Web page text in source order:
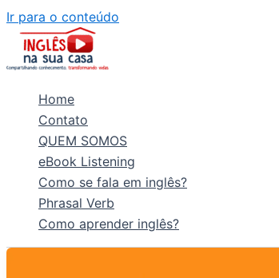
Ir para o conteúdo
Home
Contato
QUEM SOMOS
eBook Listening
Como se fala em inglês?
Phrasal Verb
Como aprender inglês?